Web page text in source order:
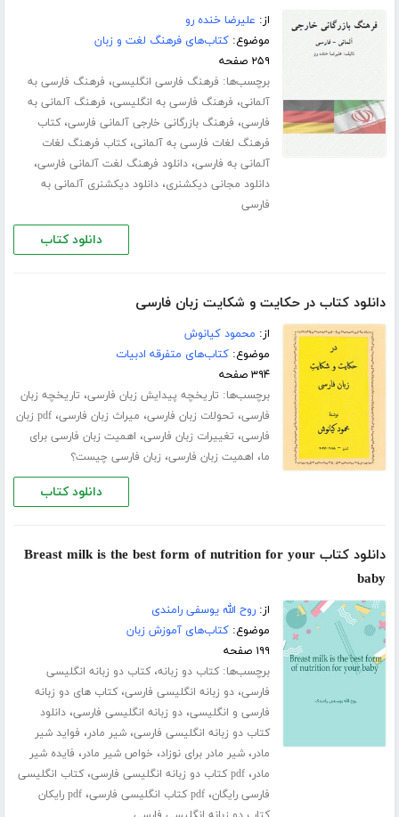
از: علیرضا خنده رو
موضوع:کتاب‌های فرهنگ لغت و زبان
۲۵۹ صفحه
برچسب‌ها: فرهنگ فارسی انگلیسی، فرهنگ فارسی به
آلمانی، فرهنگ فارسی به انگلیسی، فرهنگ آلمانی به
فارسی، فرهنگ بازرگانی خارجی آلمانی فارسی،کتاب
فرهنگ لغات فارسی به آلمانی،کتاب فرهنگ لغات
آلمانی به فارسی،دانلود فرهنگ لغت آلمانی فارسی،
دانلود مجانی دیکشنری،دانلود دیکشنری آلمانی به
فارسی
دانلود کتاب
دانلود کتاب در حکایت و شکایت زبان فارسی
از: محمود کیانوش
موضوع:کتاب‌های متفرقه ادبیات
۳۹۴ صفحه
برچسب‌ها: تاریخچه پیدایش زبان فارسی، تاریخچه زبان
فارسی، تحولات زبان فارسی، میراث زبان فارسی،
pdf زبان
فارسی، تغییرات زبان فارسی، اهمیت زبان فارسی برای
ما، اهمیت زبان فارسی، زبان فارسی چیست؟
دانلود کتاب
دانلود کتاب Breast milk is the best form of nutrition for your
baby
از:روح الله یوسفی رامندی
موضوع:کتاب‌های آموزش زبان
۱۹۹ صفحه
برچسب‌ها:کتاب دو زبانه،کتاب دو زبانه انگلیسی
فارسی،دو زبانه انگلیسی فارسی،کتاب های دو زبانه
فارسی و انگلیسی،دو زبانه انگلیسی فارسی،دانلود
کتاب دو زبانه انگلیسی فارسی،شیر مادر، فواید شیر
مادر،شیر مادر برای نوزاد، خواص شیر مادر، فایده شیر
مادر،pdf کتاب دو زبانه انگلیسی فارسی ،کتاب انگلیسی
فارسی رایگان،pdf کتاب انگلیسی فارسی ،
pdf رایکان